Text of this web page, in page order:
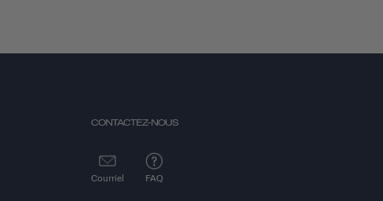
CONTACTEZ-NOUS
Courriel FAQ